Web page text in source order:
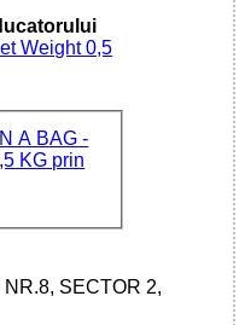
Weight 0,5
SECTOR 2,